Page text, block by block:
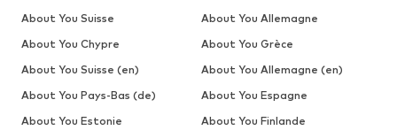
About You Suisse
About You Allemagne
About You Chypre
About You Grèce
About You Suisse (en)
About You Allemagne (en)
About You Pays-Bas (de)
About You Espagne
About You Estonie
About You Finlande